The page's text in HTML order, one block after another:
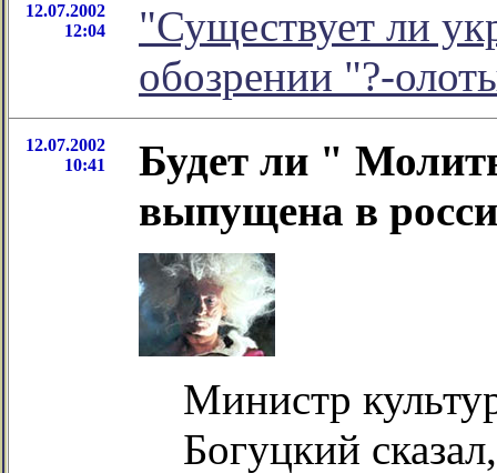
12.07.2002
12:04
"Существует ли
обозрении "?-
12.07.2002
10:41
Будет ли "
выпущена в
Министр
Богуцкий